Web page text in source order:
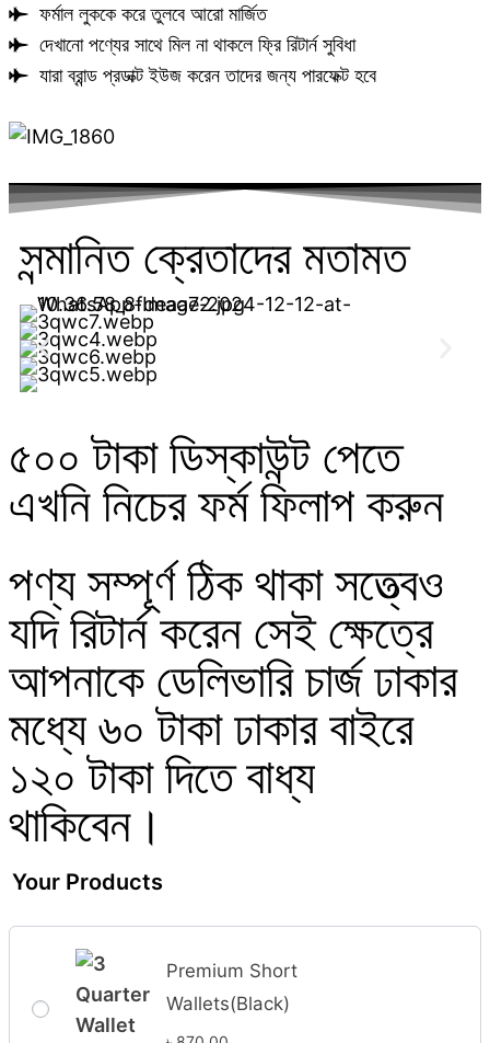
ফর্মাল লুককে করে তুলবে আরো মার্জিত
দেখানো পণ্যের সাথে মিল না থাকলে ফ্রি রিটার্ন সুবিধা
যারা ব্রান্ড প্রডাক্ট ইউজ করেন তাদের জন্য পারফেক্ট হবে
সন্মানিত ক্রেতাদের মতামত ​
৫০০ টাকা ডিস্কাউন্ট পেতে
এখনি নিচের ফর্ম ফিলাপ করুন
পণ্য সম্পূর্ণ ঠিক থাকা সত্ত্বেও
যদি রিটার্ন করেন সেই ক্ষেত্রে
আপনাকে ডেলিভারি চার্জ ঢাকার
মধ্যে ৬০ টাকা ঢাকার বাইরে
১২০ টাকা দিতে বাধ্য
থাকিবেন।
Your Products
Premium Short
Wallets(Black)